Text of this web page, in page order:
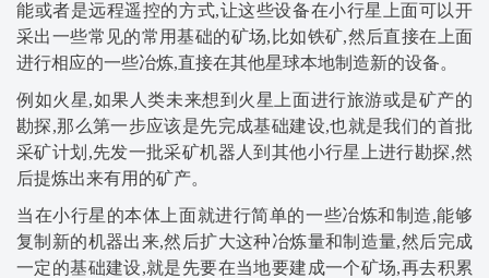
能或者是远程遥控的方式,让这些设备在小行星上面可以开
采出一些常见的常用基础的矿场,比如铁矿,然后直接在上面
进行相应的一些冶炼,直接在其他星球本地制造新的设备。
例如火星,如果人类未来想到火星上面进行旅游或是矿产的
勘探,那么第一步应该是先完成基础建设,也就是我们的首批
采矿计划,先发一批采矿机器人到其他小行星上进行勘探,然
后提炼出来有用的矿产。
当在小行星的本体上面就进行简单的一些冶炼和制造,能够
复制新的机器出来,然后扩大这种冶炼量和制造量,然后完成
一定的基础建设,就是先要在当地要建成一个矿场,再去积累